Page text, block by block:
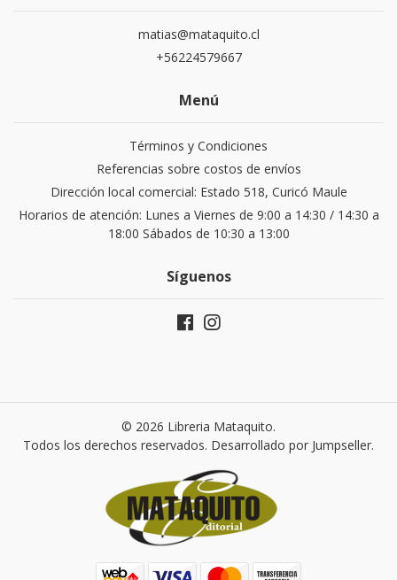
matias@mataquito.cl
+56224579667
Menú
Términos y Condiciones
Referencias sobre costos de envíos
Dirección local comercial: Estado 518, Curicó Maule
Horarios de atención: Lunes a Viernes de 9:00 a 14:30 / 14:30 a
18:00 Sábados de 10:30 a 13:00
Síguenos
© 2026 Libreria Mataquito.
Todos los derechos reservados. Desarrollado por Jumpseller.